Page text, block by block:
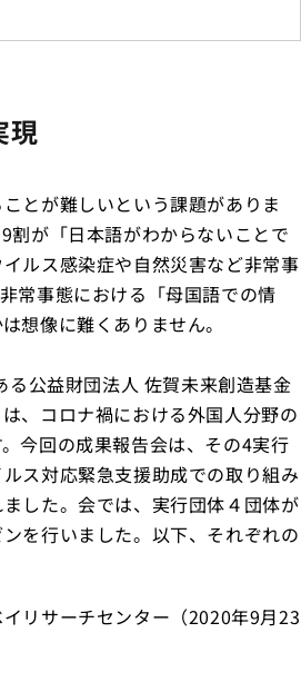
現
とが難しいという課題がありま
割が「日本語がわからないことで
ルス感染症や自然災害など非常事
常事態における「母国語での情
想像に難くありません。
公益財団法人 佐賀未来創造基金
、コロナ禍における外国人分野の
今回の成果報告会は、その4実行
ス対応緊急支援助成での取り組み
した。会では、実行団体４団体が
を行いました。以下、それぞれの
リサーチセンター（2020年9月23